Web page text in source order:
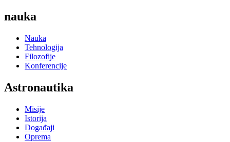
nauka
Nauka
Tehnologija
Filozofije
Konferencije
Astronautika
Misije
Istorija
Događaji
Oprema